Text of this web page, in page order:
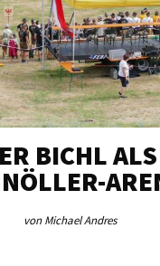
BICHL ALS
von Michael Andres